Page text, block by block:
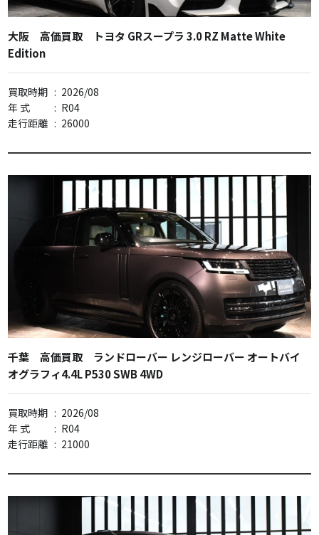
大阪 高価買取 トヨタ GRスープラ 3.0 RZ Matte White
Edition
買取時期 : 2026/08
年 式
: R04
走行距離 : 26000
千葉 高価買取 ランドローバー レンジローバー オートバイ
オグラフィ4.4L P530 SWB 4WD
買取時期 : 2026/08
年 式
: R04
走行距離 : 21000